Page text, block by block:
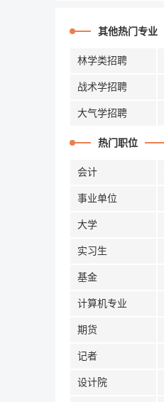
其他热门专业
林学类招聘
战术学招聘
大气学招聘
热门职位
会计
事业单位
大学
实习生
基金
计算机专业
期货
记者
设计院